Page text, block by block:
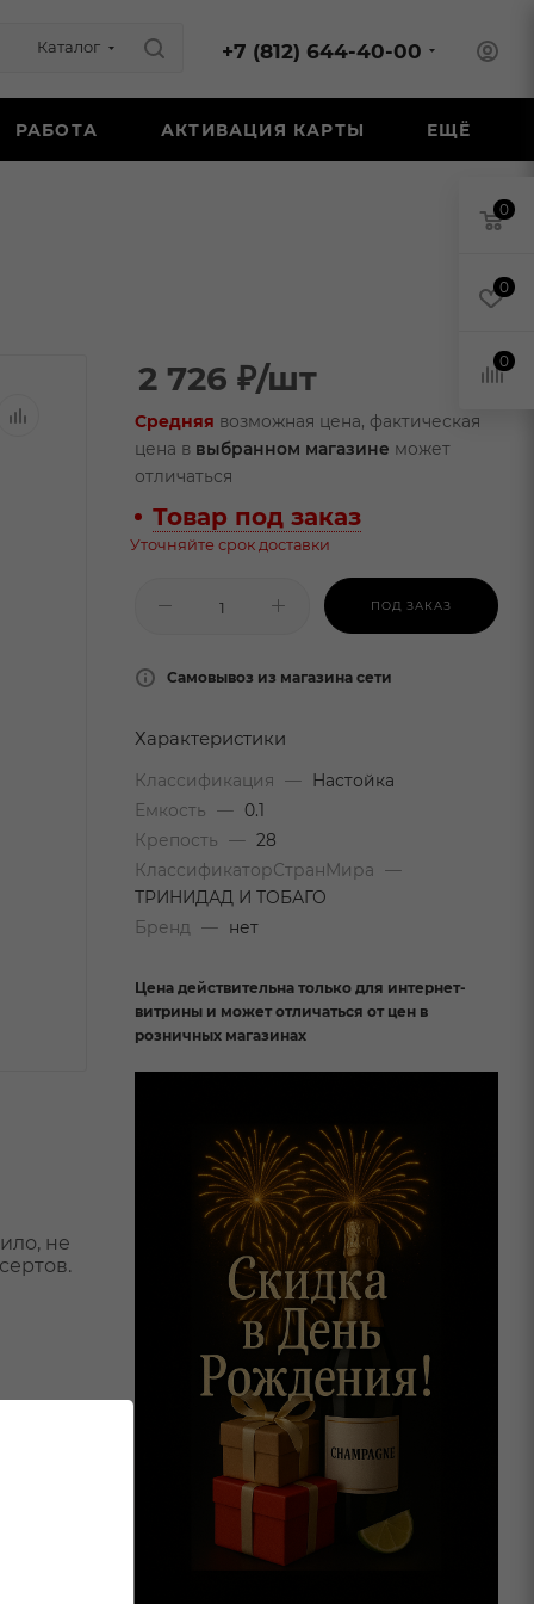
Каталог +7 (812) 644-40-00
РАБОТА АКТИВАЦИЯ КАРТЫ ЕЩЁ
не
2 726 ₽/шт
Средняя возможная цена, фактическая
цена в выбранном магазине может
отличаться
Товар под заказ
Уточняйте срок доставки
ПОД ЗАКАЗ
Самовывоз из магазина сети
Характеристики
Классификация —
Настойка
Емкость
—
0.1
Крепость
— 28
КлассификаторСтранМира
—
ТРИНИДАД И ТОБАГО
Бренд
— нет
Цена действительна только для интернет-
витрины и может отличаться от цен в
розничных магазинах
0
0
0